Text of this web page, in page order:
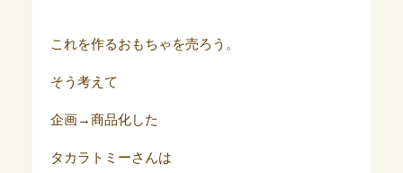
これを作るおもちゃを売ろう。
そう考えて
企画→商品化した
タカラトミーさんは